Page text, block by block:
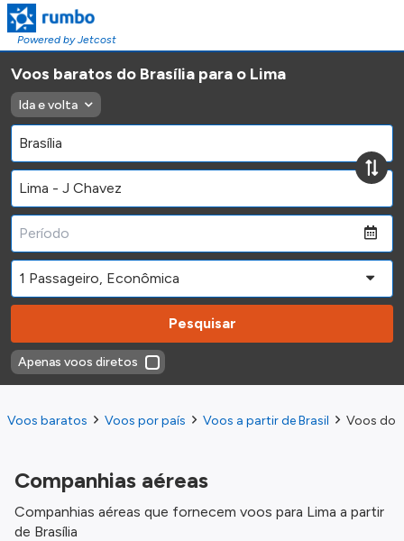
Powered by Jetcost
Voos baratos do Brasília para o Lima
Ida e volta
Pesquisar
Apenas voos diretos
Voos baratos Voos por país Voos a partir de Brasil Voos do
Companhias aéreas
Companhias aéreas que fornecem voos para Lima a partir
de Brasília